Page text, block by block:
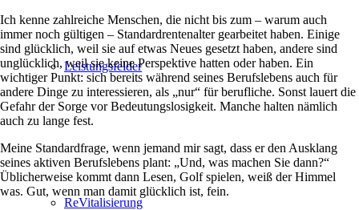
Leistungsfelder
ReVitalisierung
Ich kenne zahlreiche Menschen, die nicht bis zum – warum auch
immer noch gültigen – Standardrentenalter gearbeitet haben. Einige
sind glücklich, weil sie auf etwas Neues gesetzt haben, andere sind
unglücklich, weil sie keine Perspektive hatten oder haben. Ein
wichtiger Punkt: sich bereits während seines Berufslebens auch für
andere Dinge zu interessieren, als „nur“ für berufliche. Sonst lauert die
Gefahr der Sorge vor Bedeutungslosigkeit. Manche halten nämlich
auch zu lange fest.
Meine Standardfrage, wenn jemand mir sagt, dass er den Ausklang
seines aktiven Berufslebens plant: „Und, was machen Sie dann?“
Üblicherweise kommt dann Lesen, Golf spielen, weiß der Himmel
was. Gut, wenn man damit glücklich ist, fein.